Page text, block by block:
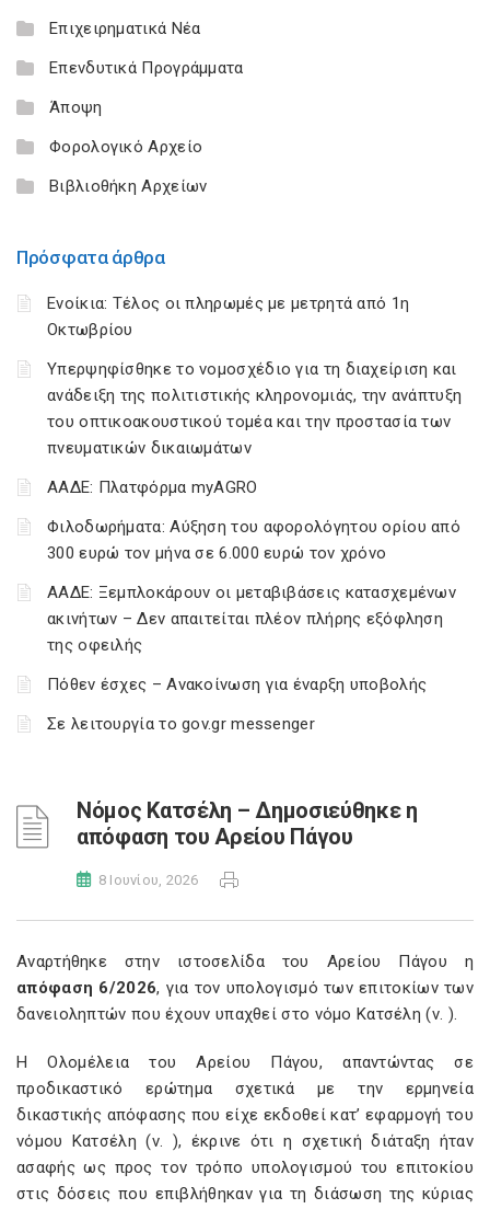
Επιχειρηματικά Νέα
Επενδυτικά Προγράμματα
Άποψη
Φορολογικό Αρχείο
Βιβλιοθήκη Αρχείων
Πρόσφατα άρθρα
Ενοίκια: Τέλος οι πληρωμές με μετρητά από 1η
Οκτωβρίου
Υπερψηφίσθηκε το νομοσχέδιο για τη διαχείριση και
ανάδειξη της πολιτιστικής κληρονομιάς, την ανάπτυξη
του οπτικοακουστικού τομέα και την προστασία των
πνευματικών δικαιωμάτων
ΑΑΔΕ: Πλατφόρμα myAGRO
Φιλοδωρήματα: Αύξηση του αφορολόγητου ορίου από
300 ευρώ τον μήνα σε 6.000 ευρώ τον χρόνο
ΑΑΔΕ: Ξεμπλοκάρουν οι μεταβιβάσεις κατασχεμένων
ακινήτων – Δεν απαιτείται πλέον πλήρης εξόφληση
της οφειλής
Πόθεν έσχες – Ανακοίνωση για έναρξη υποβολής
Σε λειτουργία το gov.gr messenger
Νόμος Κατσέλη – Δημοσιεύθηκε η
απόφαση του Αρείου Πάγου
8 Ιουνίου, 2026
Αναρτήθηκε στην ιστοσελίδα του Αρείου Πάγου η
απόφαση 6/2026, για τον υπολογισμό των επιτοκίων των
δανειοληπτών που έχουν υπαχθεί στο νόμο Κατσέλη (ν. ).
Η Ολομέλεια του Αρείου Πάγου, απαντώντας σε
προδικαστικό ερώτημα σχετικά με την ερμηνεία
δικαστικής απόφασης που είχε εκδοθεί κατ’ εφαρμογή του
νόμου Κατσέλη (ν. ), έκρινε ότι η σχετική διάταξη ήταν
ασαφής ως προς τον τρόπο υπολογισμού του επιτοκίου
στις δόσεις που επιβλήθηκαν για τη διάσωση της κύριας